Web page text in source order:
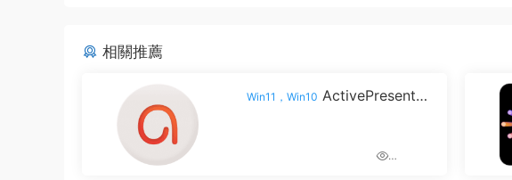
相關推薦
Win11，Win10 ActivePresenter